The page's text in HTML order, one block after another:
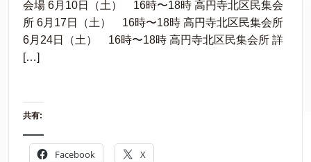
会場 6月10日（土） 16時〜18時 高円寺北区民集会
所 6月17日（土） 16時〜18時 高円寺北区民集会所
6月24日（土） 16時〜18時 高円寺北区民集会所 詳
[…]
共有:
Facebook X